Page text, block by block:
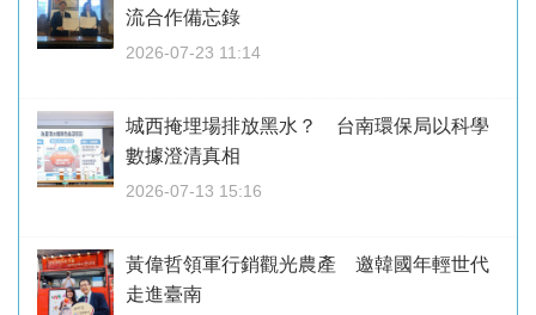
流合作備忘錄
2026-07-23 11:14
城西掩埋場排放黑水？ 台南環保局以科學
數據澄清真相
2026-07-13 15:16
黃偉哲領軍行銷觀光農產 邀韓國年輕世代
走進臺南